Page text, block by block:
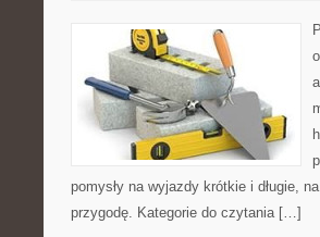
pomysły na wyjazdy krótkie i długie,
przygodę. Kategorie do czytania […]